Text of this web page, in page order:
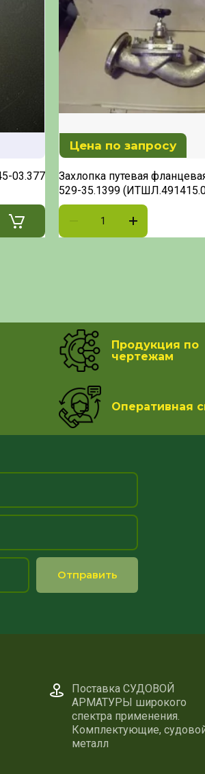
03.377
Цена по запросу
Захлопка путевая
529-35.1399
Продукция по
чертежам
Оперативная
Отправить
Поставка СУДОВОЙ
АРМАТУРЫ широкого
спектра применения.
Комплектующие,
металл